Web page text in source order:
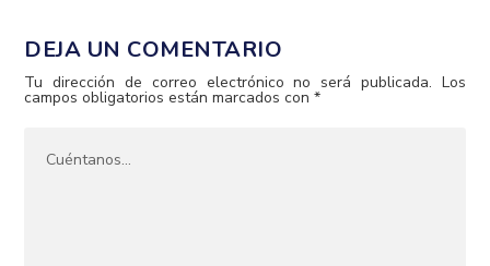
DEJA UN COMENTARIO
Tu dirección de correo electrónico no será publicada. Los
campos obligatorios están marcados con*